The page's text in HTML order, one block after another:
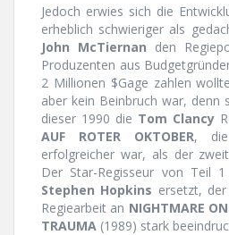
Jedoch erwies sich die
erheblich schwieriger als
John McTiernan den
Produzenten aus
2 Millionen $Gage zahlen
aber kein Beinbruch war, denn
dieser 1990 die Tom Clancy
AUF ROTER OKTOBER, die
erfolgreicher war, als der
Der Star-Regisseur von Teil
Stephen Hopkins ersetzt,
Regiearbeit an NIGHTMARE
TRAUMA (1989) stark